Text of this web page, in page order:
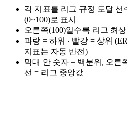
각 지표를 리그 규정 도달 선
(0~100)로 표시
오른쪽(100)일수록 리그 최
파랑 = 하위 · 빨강 = 상위
지표는 자동 반전)
막대 안 숫자 = 백분위, 오른
선 = 리그 중앙값